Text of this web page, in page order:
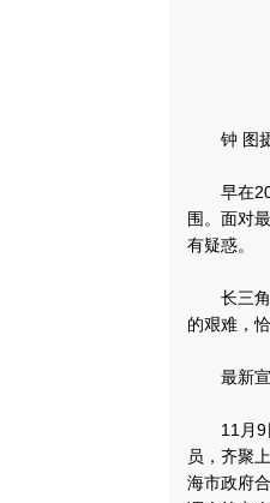
钟 图
早在
围。面对
有疑惑。
长三角公
的艰难，
最新宣
11月9日
员，齐聚
海市政府